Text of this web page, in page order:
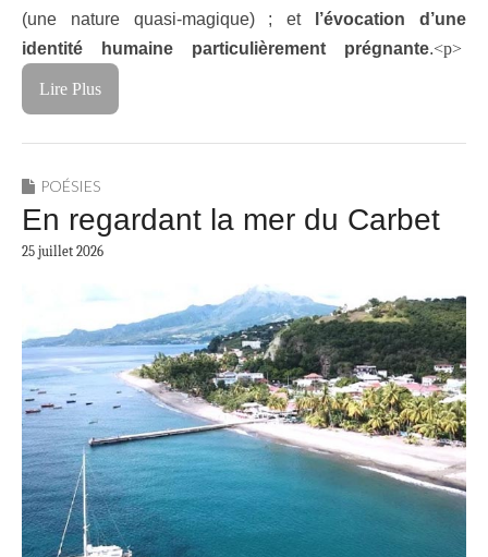
(une nature quasi-magique) ; et
l’évocation d’une
identité humaine particulièrement prégnante.<p>
Lire Plus
POÉSIES
En regardant la mer du Carbet
25 juillet 2026